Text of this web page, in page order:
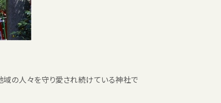
域の人々を守り愛され続けている神社で